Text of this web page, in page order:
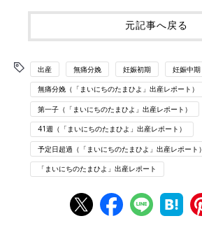
元記事へ戻る
出産 無痛分娩 妊娠初期 妊娠中期
無痛分娩（「まいにちのたまひよ」出産レポート）
第一子（「まいにちのたまひよ」出産レポート）
41週（「まいにちのたまひよ」出産レポート）
予定日超過（「まいにちのたまひよ」出産レポート）
「まいにちのたまひよ」出産レポート